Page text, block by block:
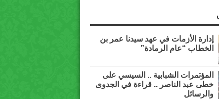
إدارة الأزمات في عهد سيدنا عمر بن
الخطاب “عام الرمادة”
المؤتمرات الشبابية .. السيسي على
خطى عبد الناصر .. قراءة في الجدوى
والرسائل